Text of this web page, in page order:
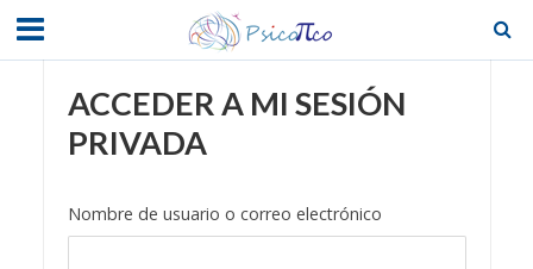
ACCEDER A MI SESIÓN
PRIVADA
Nombre de usuario o correo electrónico